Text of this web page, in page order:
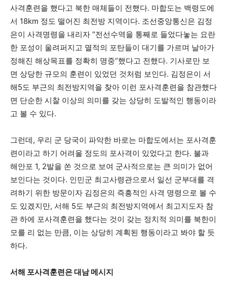
사격훈련을 했다고 북한 매체들이 전했다. 마합도는 백령도에
서 18km 정도 떨어진 최전방 지역이다. 조선중앙통신은 김정
은이 사격명령을 내리자 “전선수역을 통째로 들었다놓는 요란
한 포성이 울려퍼지고 멸적의 포탄들이 대기를 가르며 날아가
정해진 해상목표를 정확히 명중”했다고 전했다. 기사로만 보
면 상당한 규모의 훈련이 있었던 것처럼 보인다. 김정은이 서
해5도 부근의 최전방지역을 찾아 이런 포사격훈련을 참관했다
면 단순한 시찰 이상의 의미를 갖는 상당히 도발적인 행동이라
고 볼 수 있다.
그런데, 우리 군 당국이 파악한 바로는 마합도에서는 포사격훈
련이라고 하기 어려울 정도의 포사격이 있었다고 한다. 불과
해안포 1, 2발을 쏜 것으로 보여 군사적으로는 큰 의미가 없어
보인다는 것이다. 인민군 최고사령관으로서 일선 군부대를 격
려하기 위한 방문이자 김정은의 즉흥적인 사격 명령으로 볼 수
도 있겠지만, 서해 5도 부근의 최전방지역에서 최고지도자 참
관 하에 포사격훈련을 했다는 것이 갖는 정치적 의미를 북한이
모를 리 없는 만큼, 이는 상당히 계획된 행동이라고 봐야 할 듯
하다.
서해 포사격훈련은 대남 메시지